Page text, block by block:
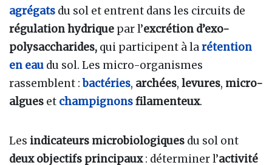
agrégats du sol et entrent dans les circuits de
régulation hydrique par l’excrétion d’exo-
polysaccharides, qui participent à larétention
en eau du sol. Les micro-organismes
rassemblent :bactéries, archées, levures, micro-
algues et champignonsfilamenteux.
Les indicateurs microbiologiques du sol ont
deux objectifs principaux: déterminer l’activité